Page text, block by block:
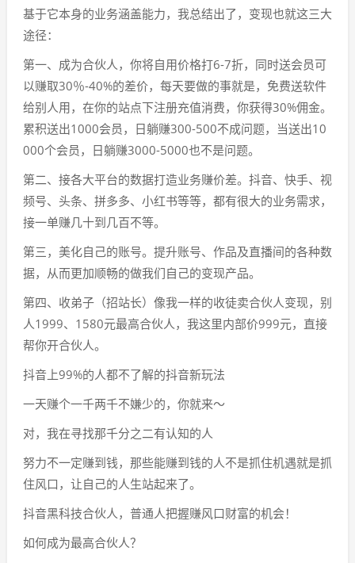
基于它本身的业务涵盖能力，我总结出了，变现也就这三大
途径：
第一、成为合伙人，你将自用价格打6-7折，同时送会员可
以赚取30％-40%的差价，每天要做的事就是，免费送软件
给别人用，在你的站点下注册充值消费，你获得30%佣金。
累积送出1000会员，日躺赚300-500不成问题，当送出10
000个会员，日躺赚3000-5000也不是问题。
第二、接各大平台的数据打造业务赚价差。抖音、快手、视
频号、头条、拼多多、小红书等等，都有很大的业务需求，
接一单赚几十到几百不等。
第三，美化自己的账号。提升账号、作品及直播间的各种数
据，从而更加顺畅的做我们自己的变现产品。
第四、收弟子（招站长）像我一样的收徒卖合伙人变现，别
人1999、1580元最高合伙人，我这里内部价999元，直接
帮你开合伙人。
抖音上99%的人都不了解的抖音新玩法
一天赚个一千两千不嫌少的，你就来～
对，我在寻找那千分之二有认知的人
努力不一定赚到钱，那些能赚到钱的人不是抓住机遇就是抓
住风口，让自己的人生站起来了。
抖音黑科技合伙人，普通人把握赚风口财富的机会！
如何成为最高合伙人？